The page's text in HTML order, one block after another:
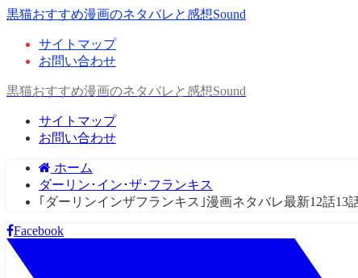
黒猫おすすめ漫画のネタバレと感想Sound
サイトマップ
お問い合わせ
黒猫おすすめ漫画のネタバレと感想Sound
サイトマップ
お問い合わせ
ホーム
ダーリン･イン･ザ･フランキス
｢ダーリンインザフランキス｣漫画ネタバレ最新12話13
Facebook